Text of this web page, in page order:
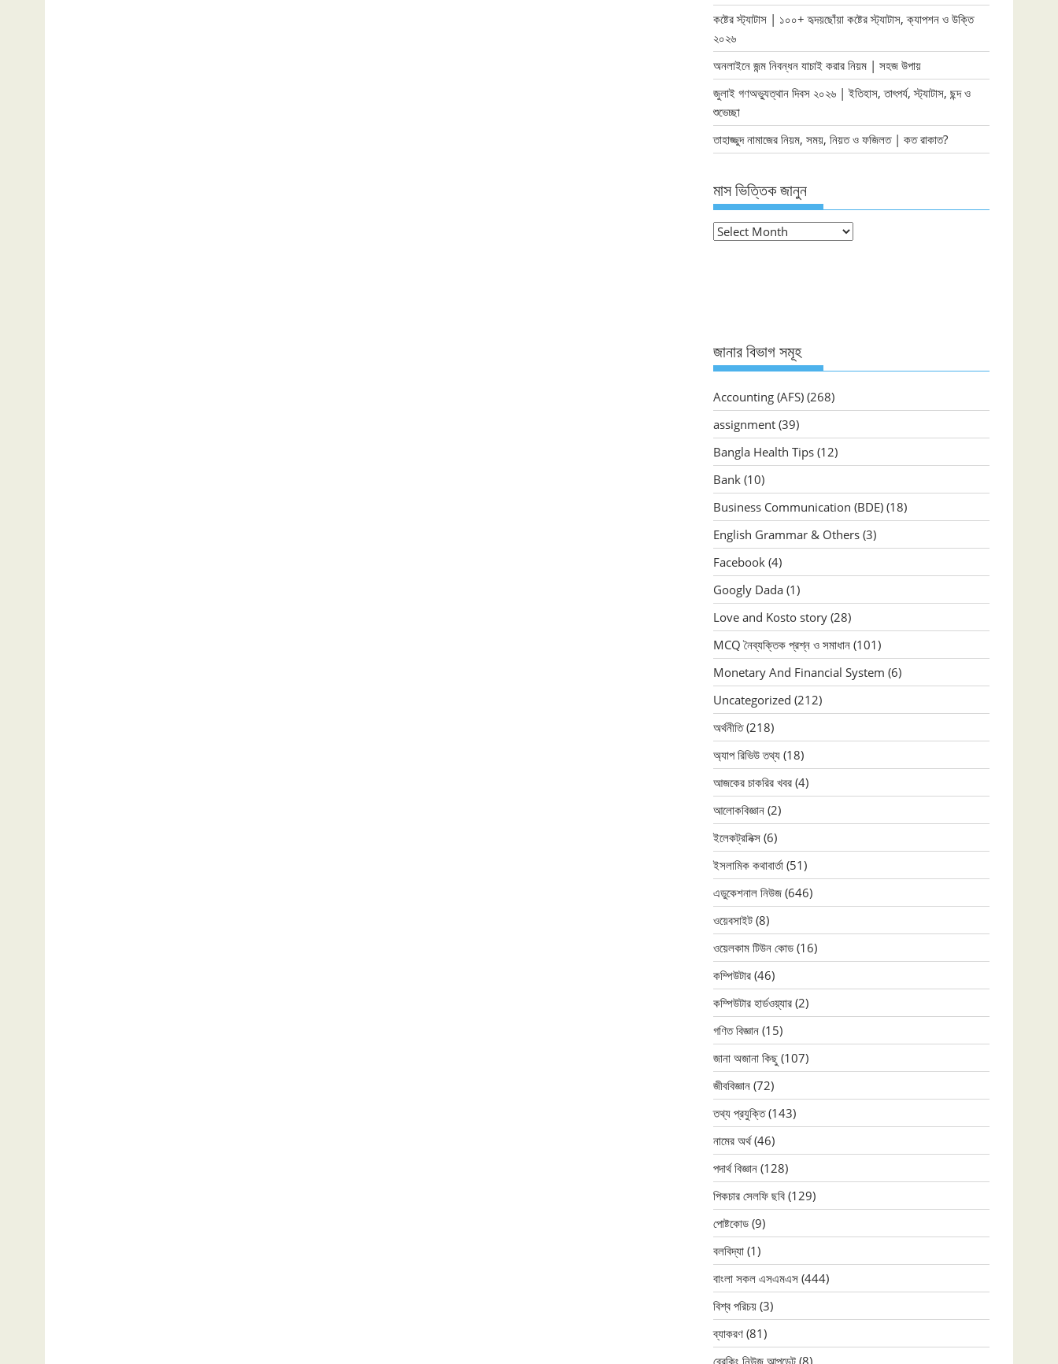
কষ্টের স্ট্যাটাস | ১০০+ হৃদয়ছোঁয়া কষ্টের স্ট্যাটাস, ক্যাপশন ও উক্তি
২০২৬
অনলাইনে জন্ম নিবন্ধন যাচাই করার নিয়ম | সহজ উপায়
জুলাই গণঅভ্যুত্থান দিবস ২০২৬ | ইতিহাস, তাৎপর্য, স্ট্যাটাস, ছন্দ ও
শুভেচ্ছা
তাহাজ্জুদ নামাজের নিয়ম, সময়, নিয়ত ও ফজিলত | কত রাকাত?
মাস ভিত্তিক জানুন
মাস
জানার বিভাগ সমূহ
Accounting (AFS) (268)
assignment (39)
Bangla Health Tips (12)
Bank (10)
Business Communication (BDE) (18)
English Grammar & Others (3)
Facebook (4)
Googly Dada (1)
Love and Kosto story (28)
MCQ নৈব্যক্তিক প্রশ্ন ও সমাধান (101)
Monetary And Financial System (6)
Uncategorized (212)
অর্থনীতি(218)
অ্যাপ রিভিউ তথ্য (18)
আজকের চাকরির খবর (4)
আলোকবিজ্ঞান (2)
ইলেকট্রনিক্স (6)
ইসলামিক কথাবার্তা (51)
এডুকেশনাল নিউজ (646)
ওয়েবসাইট (8)
ওয়েলকাম টিউন কোড (16)
কম্পিউটার (46)
কম্পিউটার হার্ডওয়্যার (2)
গণিত বিজ্ঞান (15)
জানা অজানা কিছু (107)
জীববিজ্ঞান (72)
তথ্য প্রযুক্তি(143)
নামের অর্থ(46)
পদার্থ বিজ্ঞান (128)
পিকচার সেলফি ছবি (129)
পোষ্টকোড (9)
বলবিদ্যা (1)
বাংলা সকল এসএমএস (444)
বিশ্ব পরিচয় (3)
ব্যাকরণ (81)
ব্রেকিং নিউজ আপডেট (8)